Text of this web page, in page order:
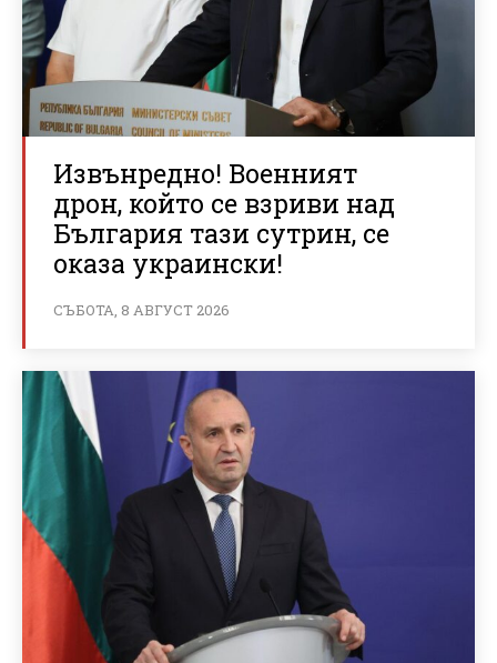
Извънредно! Военният
дрон, който се взриви над
България тази сутрин, се
оказа украински!
СЪБОТА, 8 АВГУСТ 2026